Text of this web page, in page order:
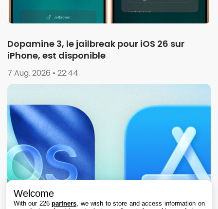
Dopamine 3, le jailbreak pour iOS 26 sur
iPhone, est disponible
7 Aug. 2026 • 22:44
Welcome
With our 226partners , we wish to store and access information on